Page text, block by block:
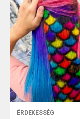
ÉRDEKESSÉG